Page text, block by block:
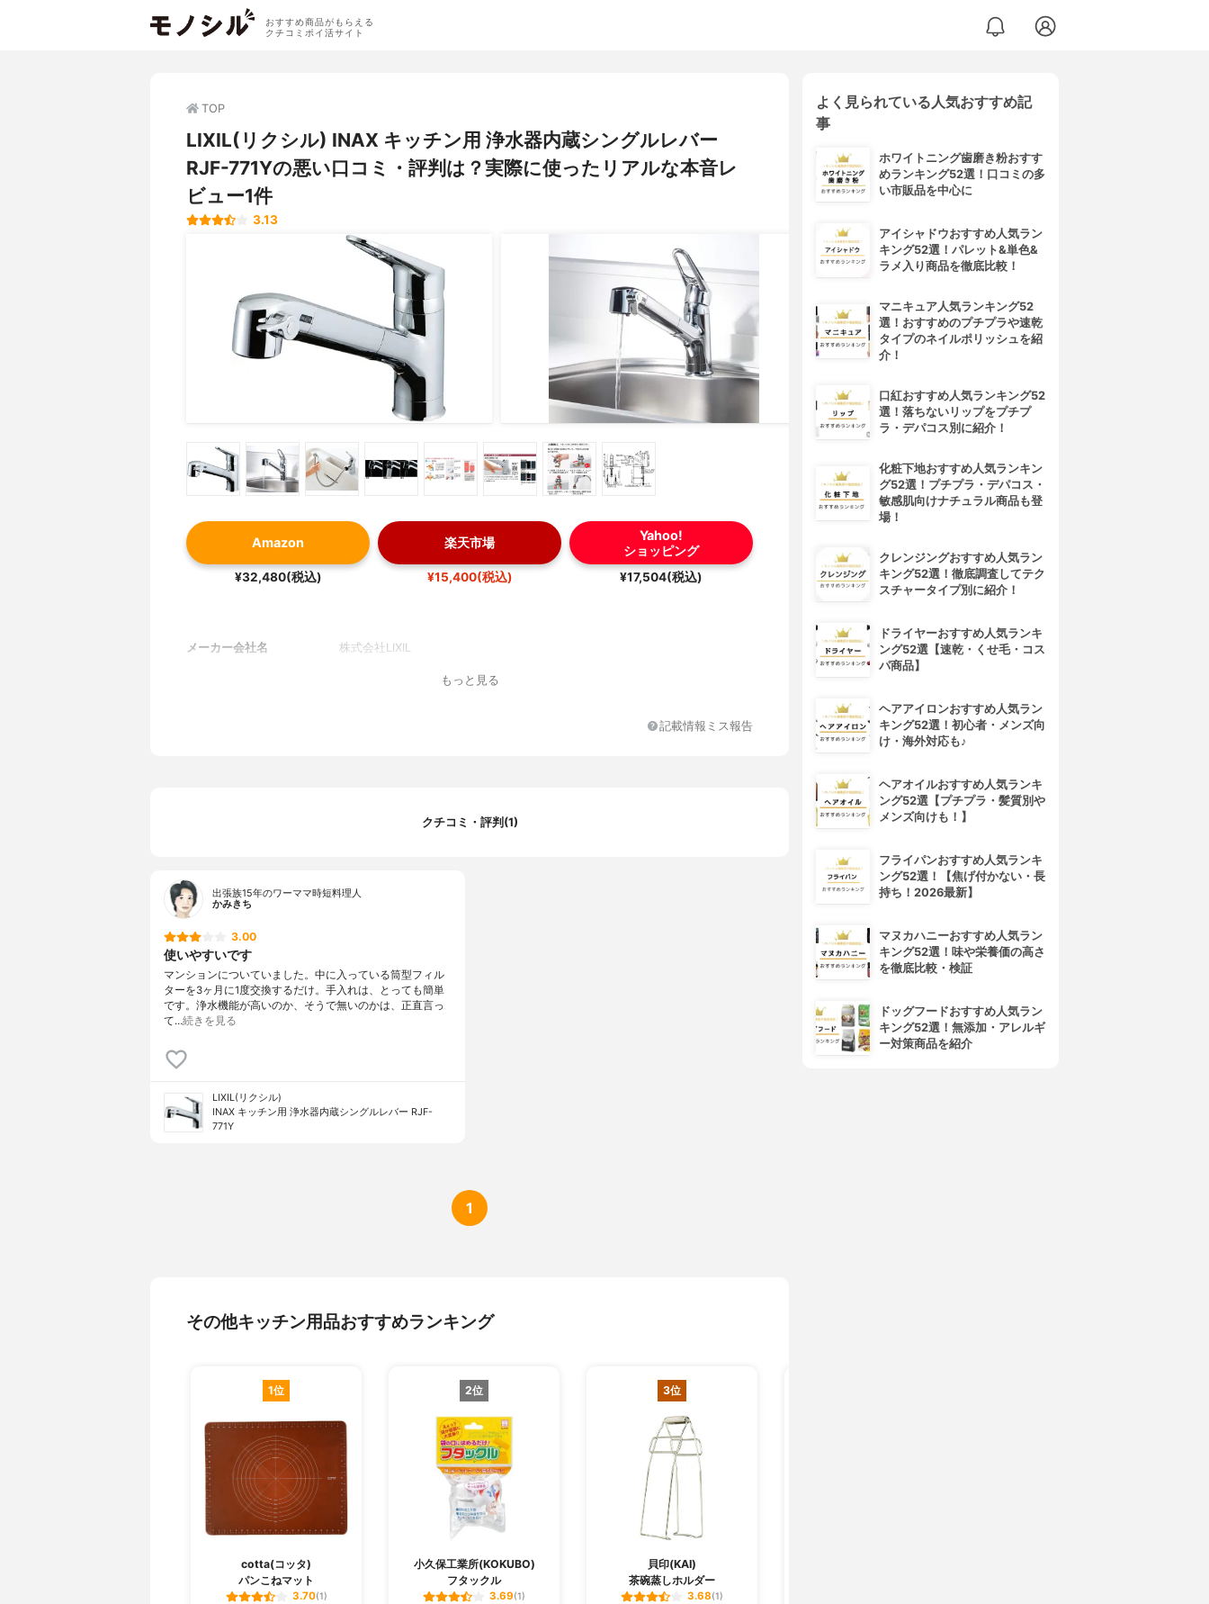
おすすめ商品がもらえる
クチコミポイ活サイト
TOP
LIXIL(リクシル) INAX キッチン用 浄水器内蔵シングルレバー
RJF-771Yの悪い口コミ・評判は？実際に使ったリアルな本音レ
ビュー1件
3.13
Amazon
¥32,480(税込)
楽天市場
¥15,400(税込)
Yahoo!
ショッピング
¥17,504(税込)
メーカー会社名 株式会社LIXIL
もっと見る
記載情報ミス報告
クチコミ・評判(1)
出張族15年のワーママ時短料理人
かみきち
3.00
使いやすいです
マンションについていました。中に入っている筒型フィル
ターを3ヶ月に1度交換するだけ。手入れは、とっても簡単
です。浄水機能が高いのか、そうで無いのかは、正直言っ
て…続きを見る
LIXIL(リクシル)
INAX キッチン用 浄水器内蔵シングルレバー RJF-
771Y
1
その他キッチン用品おすすめランキング
1位
cotta(コッタ)
パンこねマット
3.70(1)
2位
小久保工業所(KOKUBO)
フタックル
3.69(1)
3位
貝印(KAI)
茶碗蒸しホルダー
3.68(1)
よく見られている人気おすすめ記
事
ホワイトニング歯磨き粉おすす
めランキング52選！口コミの多
い市販品を中心に
アイシャドウおすすめ人気ラン
キング52選！パレット&単色&
ラメ入り商品を徹底比較！
マニキュア人気ランキング52
選！おすすめのプチプラや速乾
タイプのネイルポリッシュを紹
介！
口紅おすすめ人気ランキング52
選！落ちないリップをプチプ
ラ・デパコス別に紹介！
化粧下地おすすめ人気ランキン
グ52選！プチプラ・デパコス・
敏感肌向けナチュラル商品も登
場！
クレンジングおすすめ人気ラン
キング52選！徹底調査してテク
スチャータイプ別に紹介！
ドライヤーおすすめ人気ランキ
ング52選【速乾・くせ毛・コス
パ商品】
ヘアアイロンおすすめ人気ラン
キング52選！初心者・メンズ向
け・海外対応も♪
ヘアオイルおすすめ人気ランキ
ング52選【プチプラ・髪質別や
メンズ向けも！】
フライパンおすすめ人気ランキ
ング52選！【焦げ付かない・長
持ち！2026最新】
マヌカハニーおすすめ人気ラン
キング52選！味や栄養価の高さ
を徹底比較・検証
ドッグフードおすすめ人気ラン
キング52選！無添加・アレルギ
ー対策商品を紹介